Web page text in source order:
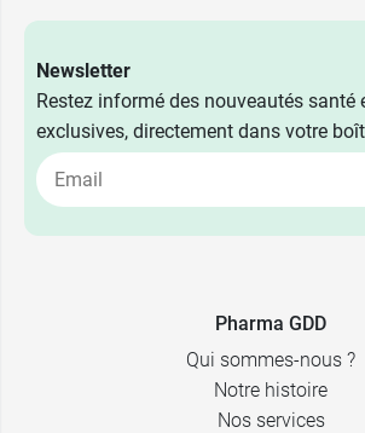
Newsletter
Restez informé des nouveautés santé
exclusives, directement dans votre
Pharma GDD
Qui sommes-nous ?
Notre histoire
Nos services